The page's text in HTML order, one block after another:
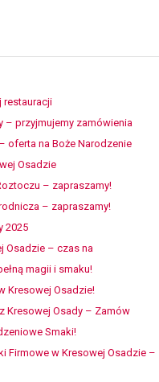
restauracji
– przyjmujemy zamówienia
oferta na Boże Narodzenie
Osadzie
– zapraszamy!
– zapraszamy!
2025
Osadzie – czas na
magii i smaku!
Kresowej Osadzie!
Kresowej Osady – Zamów
Smaki!
Firmowe w Kresowej Osadzie –